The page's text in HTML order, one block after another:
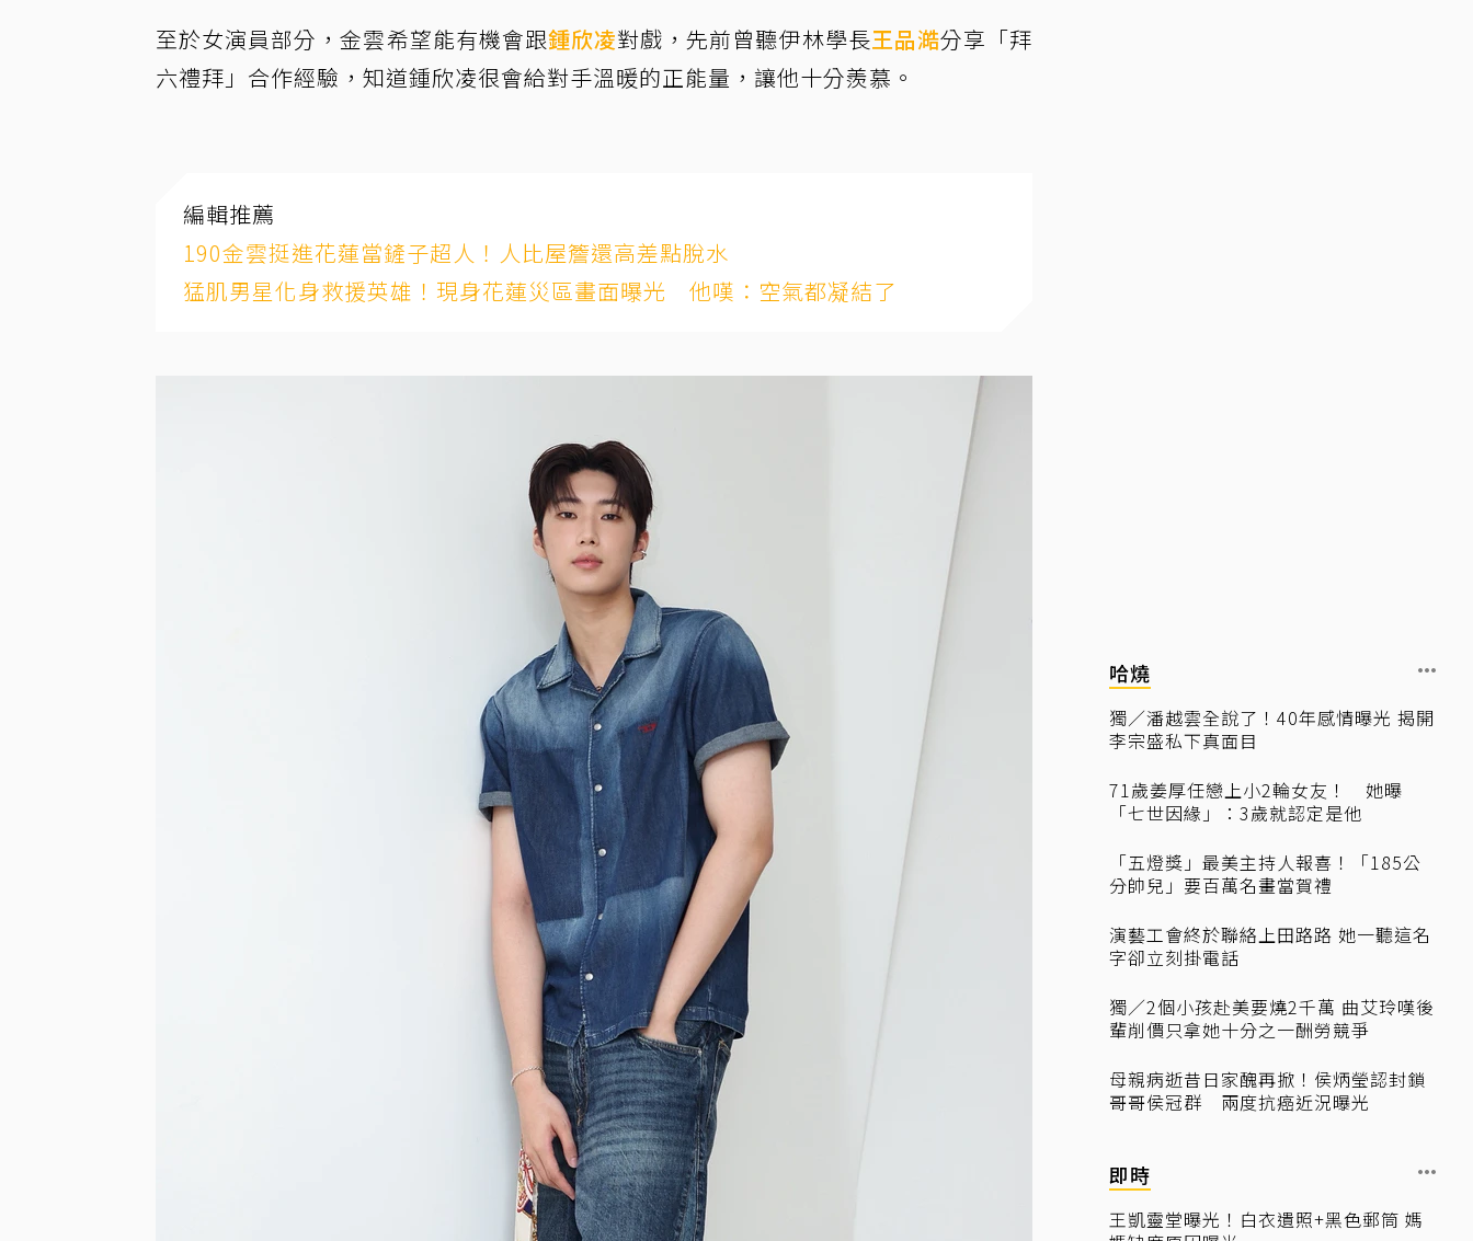
至於女演員部分，金雲希望能有機會跟鍾欣凌對戲，先前曾聽伊林學長王品澔分享「拜
六禮拜」合作經驗，知道鍾欣凌很會給對手溫暖的正能量，讓他十分羨慕。
編輯推薦
190金雲挺進花蓮當鏟子超人！人比屋簷還高差點脫水
猛肌男星化身救援英雄！現身花蓮災區畫面曝光 他嘆：空氣都凝結了
哈燒
獨／潘越雲全說了！40年感情曝光 揭開
李宗盛私下真面目
71歲姜厚任戀上小2輪女友！ 她曝
「七世因緣」：3歲就認定是他
「五燈獎」最美主持人報喜！「185公
分帥兒」要百萬名畫當賀禮
演藝工會終於聯絡上田路路 她一聽這名
字卻立刻掛電話
獨／2個小孩赴美要燒2千萬 曲艾玲嘆後
輩削價只拿她十分之一酬勞競爭
母親病逝昔日家醜再掀！侯炳瑩認封鎖
哥哥侯冠群 兩度抗癌近況曝光
即時
王凱靈堂曝光！白衣遺照+黑色郵筒 媽